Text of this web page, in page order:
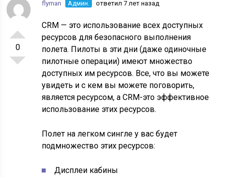
0
flyman Админ. ответил 7 лет назад
CRM — это использование всех доступных
ресурсов для безопасного выполнения
полета. Пилоты в эти дни (даже одиночные
пилотные операции) имеют множество
доступных им ресурсов. Все, что вы можете
увидеть и с кем вы можете поговорить,
является ресурсом, а CRM-это эффективное
использование этих ресурсов.
Полет на легком сингле у вас будет
подмножество этих ресурсов:
Дисплеи кабины